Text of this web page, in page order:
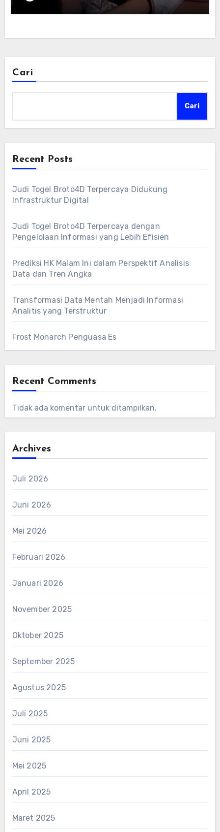
Cari
Cari
Recent Posts
Judi Togel Broto4D Terpercaya Didukung
Infrastruktur Digital
Judi Togel Broto4D Terpercaya dengan
Pengelolaan Informasi yang Lebih Efisien
Prediksi HK Malam Ini dalam Perspektif Analisis
Data dan Tren Angka
Transformasi Data Mentah Menjadi Informasi
Analitis yang Terstruktur
Frost Monarch Penguasa Es
Recent Comments
Tidak ada komentar untuk ditampilkan.
Archives
Juli 2026
Juni 2026
Mei 2026
Februari 2026
Januari 2026
November 2025
Oktober 2025
September 2025
Agustus 2025
Juli 2025
Juni 2025
Mei 2025
April 2025
Maret 2025